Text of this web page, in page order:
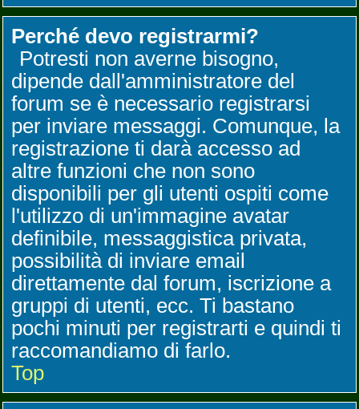
Perché devo registrarmi?
Potresti non averne bisogno,
dipende dall'amministratore del
forum se è necessario registrarsi
per inviare messaggi. Comunque, la
registrazione ti darà accesso ad
altre funzioni che non sono
disponibili per gli utenti ospiti come
l'utilizzo di un'immagine avatar
definibile, messaggistica privata,
possibilità di inviare email
direttamente dal forum, iscrizione a
gruppi di utenti, ecc. Ti bastano
pochi minuti per registrarti e quindi ti
raccomandiamo di farlo.
Top